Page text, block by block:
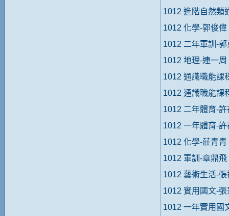
1012 進階自然類
1012 化學-郭俊偉
1012 二年軍訓-郭
1012 地理-連一周
1012 通識職能課
1012 通識職能課
1012 二年體育-許
1012 一年體育-許
1012 化學-莊青青
1012 軍訓-章鼎飛
1012 藝術生活-張
1012 實用國文-張
1012 一年實用國